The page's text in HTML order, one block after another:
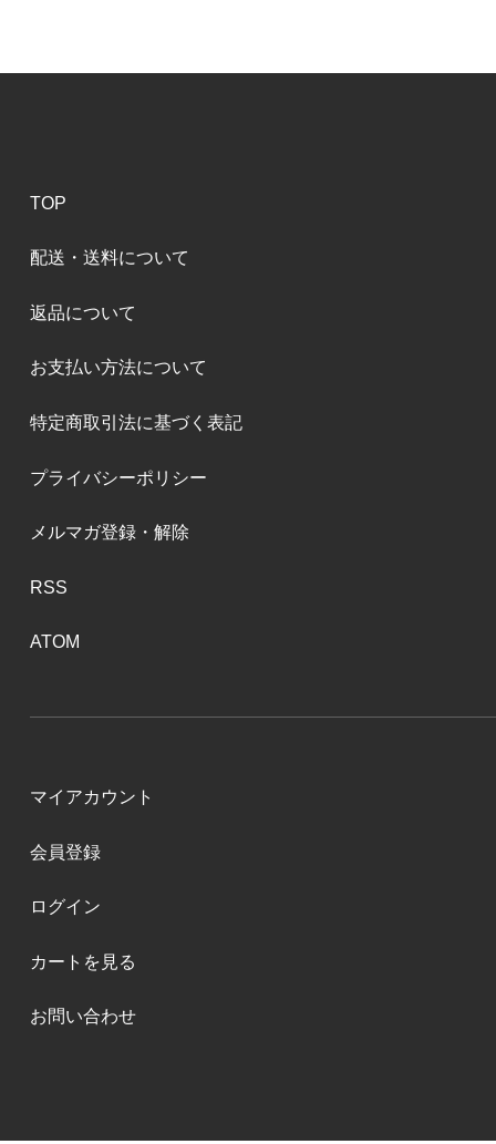
TOP
配送・送料について
返品について
お支払い方法について
特定商取引法に基づく表記
プライバシーポリシー
メルマガ登録・解除
RSS
ATOM
マイアカウント
会員登録
ログイン
カートを見る
お問い合わせ